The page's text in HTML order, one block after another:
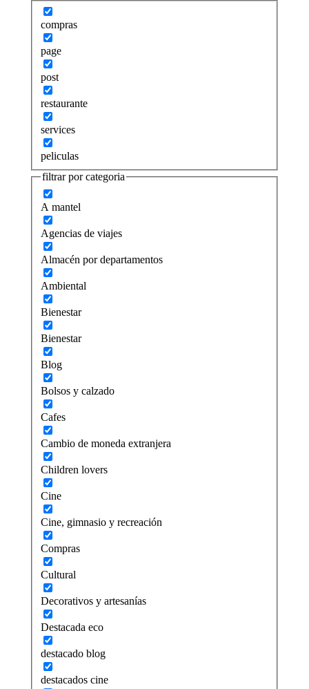
compras
page
post
restaurante
services
peliculas
filtrar por categoria
A mantel
Agencias de viajes
Almacén por departamentos
Ambiental
Bienestar
Bienestar
Blog
Bolsos y calzado
Cafes
Cambio de moneda extranjera
Children lovers
Cine
Cine, gimnasio y recreación
Compras
Cultural
Decorativos y artesanías
Destacada eco
destacado blog
destacados cine